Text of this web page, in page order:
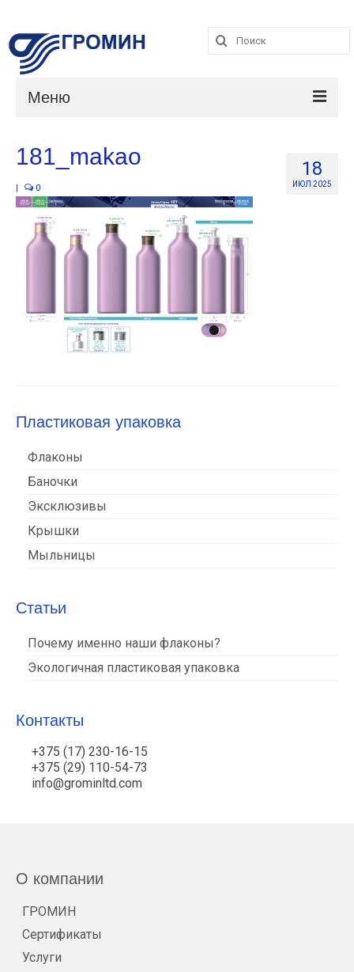
Поиск:
Меню
Услуги
О компании
Контакты
18
ИЮЛ 2025
181_makao
0
Пластиковая упаковка
Флаконы
Баночки
Эксклюзивы
Крышки
Мыльницы
Статьи
Почему именно наши флаконы?
Экологичная пластиковая упаковка
Контакты
+375 (17) 230-16-15
+375 (29) 110-54-73
info@grominltd.com
О компании
ГРОМИН
Сертификаты
Услуги